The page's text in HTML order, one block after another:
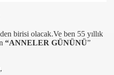
birisi olacak.Ve ben 55 yıllık
“ANNELER GÜNÜNÜ”